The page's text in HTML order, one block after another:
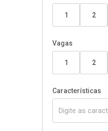
1 2
Vagas
1 2
Características